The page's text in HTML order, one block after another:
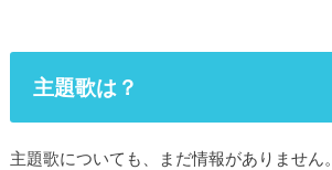
主題歌は？
主題歌についても、まだ情報がありません。